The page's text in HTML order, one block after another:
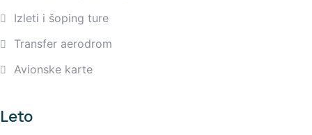
Izleti i šoping ture
Transfer aerodrom
Avionske karte
Leto